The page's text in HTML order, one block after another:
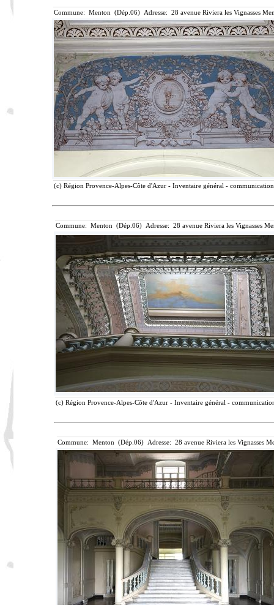
Commune: Menton (Dép.06) Adresse: 28 avenue Riviera les Vignasses
(c) Région Provence-Alpes-Côte d'Azur - Inventaire général -
Commune: Menton (Dép.06) Adresse: 28 avenue Riviera les Vignasses
(c) Région Provence-Alpes-Côte d'Azur - Inventaire général -
Commune: Menton (Dép.06) Adresse: 28 avenue Riviera les Vignasses